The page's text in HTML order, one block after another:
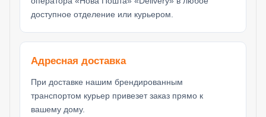
доступное отделение или курьером.
Адресная доставка
При доставке нашим брендированным
транспортом курьер привезет заказ прямо к
вашему дому.